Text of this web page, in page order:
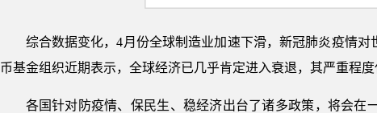
综合数据变化，4月份全球制造业加速下滑，新冠肺炎疫情
币基金组织近期表示，全球经济已几乎肯定进入衰退，其严重程
各国针对防疫情、保民生、稳经济出台了诸多政策，将会